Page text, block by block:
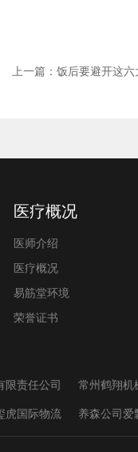
上一篇：饭后要避开这六
医疗概况
医师介绍
医疗概况
易筋堂环境
荣誉证书
限责任公司 常州鹤翔机
虎国际物流 养森公司爱